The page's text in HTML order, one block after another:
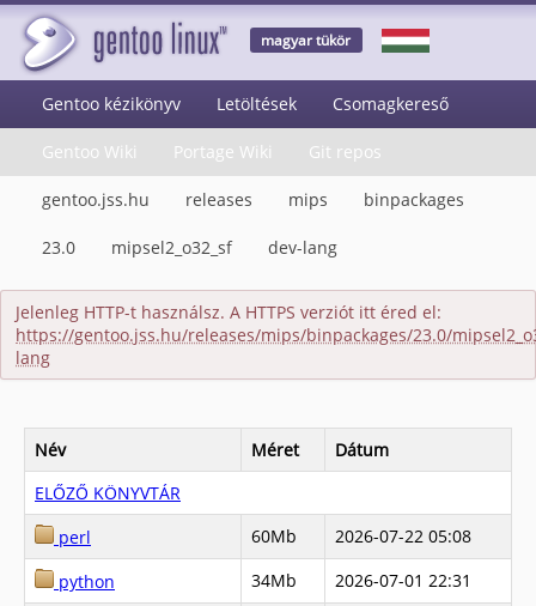
magyar tükör
Gentoo kézikönyv Letöltések Csomagkereső
Gentoo Wiki Portage Wiki Git repos
gentoo.jss.hu releases mips binpackages
23.0 mipsel2_o32_sf dev-lang
Jelenleg HTTP-t használsz. A HTTPS verziót itt éred el:
https://gentoo.jss.hu/releases/mips/binpackages/23.0/
lang
Név Méret
Dátum
ELŐZŐ KÖNYVTÁR
perl
60Mb
2026-07-22 05:08
python
34Mb
2026-07-01 22:31